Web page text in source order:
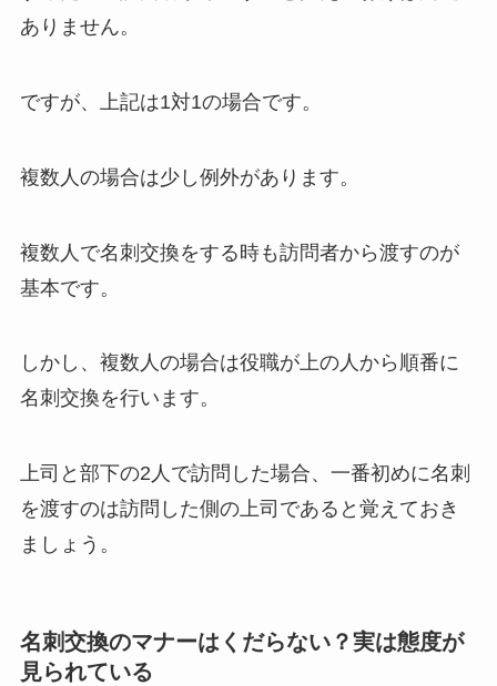
ありません。
ですが、上記は1対1の場合です。
複数人の場合は少し例外があります。
複数人で名刺交換をする時も訪問者から渡すのが
基本です。
しかし、複数人の場合は役職が上の人から順番に
名刺交換を行います。
上司と部下の2人で訪問した場合、一番初めに名刺
を渡すのは訪問した側の上司であると覚えておき
ましょう。
名刺交換のマナーはくだらない？実は態度が
見られている